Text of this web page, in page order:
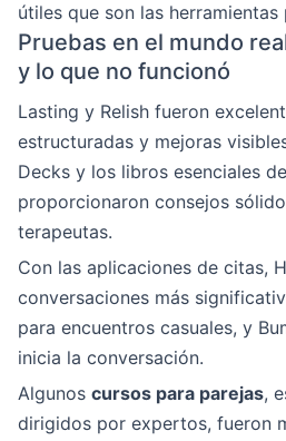
útiles que son las herramientas
Pruebas en el mundo
y lo que no funcionó
Lasting y Relish fueron
estructuradas y mejoras
Decks y los libros esenciales
proporcionaron consejos
terapeutas.
Con las aplicaciones de citas,
conversaciones más
para encuentros casuales, y
inicia la conversación.
Algunos cursos para parejas,
dirigidos por expertos, fueron